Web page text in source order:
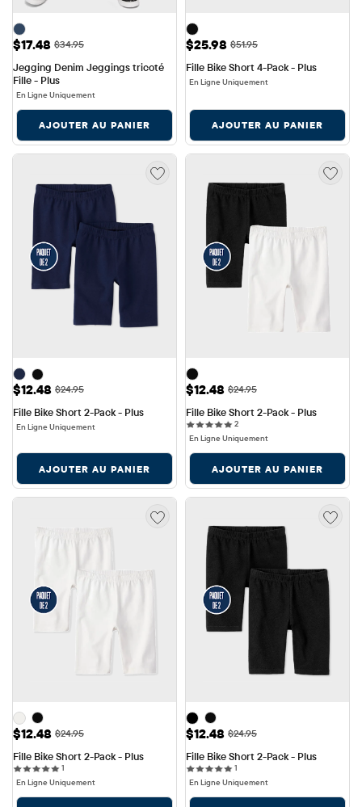
Prix ​​de vente: $17.48
$17.48 Prix ​​d'origine: $34.95
$34.95
Jegging Denim Jeggings tricoté
Fille - Plus
En Ligne Uniquement
AJOUTER AU PANIER
Prix ​​de vente: $25.98
$25.98 Prix ​​d'origine: $51.95
$51.95
Fille Bike Short 4-Pack - Plus
En Ligne Uniquement
AJOUTER AU PANIER
Prix ​​de vente: $12.48
$12.48 Prix ​​d'origine: $24.95
$24.95
Fille Bike Short 2-Pack - Plus
En Ligne Uniquement
AJOUTER AU PANIER
Prix ​​de vente: $12.48
$12.48 Prix ​​d'origine: $24.95
$24.95
Fille Bike Short 2-Pack - Plus
22 reviews
En Ligne Uniquement
AJOUTER AU PANIER
Prix ​​de vente: $12.48
$12.48 Prix ​​d'origine: $24.95
$24.95
Fille Bike Short 2-Pack - Plus
1
En Ligne Uniquement
Prix ​​de vente: $12.48
$12.48 Prix ​​d'origine: $24.95
$24.95
Fille Bike Short 2-Pack - Plus
1
En Ligne Uniquement